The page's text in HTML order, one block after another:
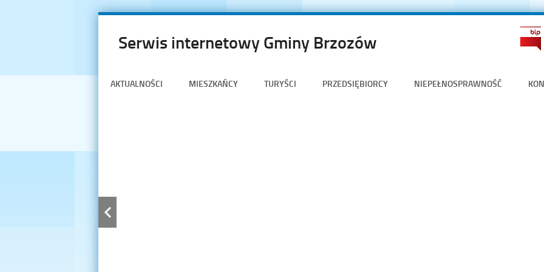
Serwis internetowy Gminy Brzozów
AKTUALNOŚCI MIESZKAŃCY TURYŚCI PRZEDSIĘBIORCY NIEPEŁNOSPRAWNOŚĆ